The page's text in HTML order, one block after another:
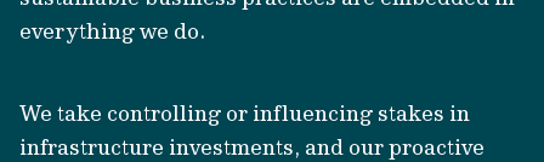
everything we do.
We take controlling or influencing stakes in
infrastructure investments, and our proactive